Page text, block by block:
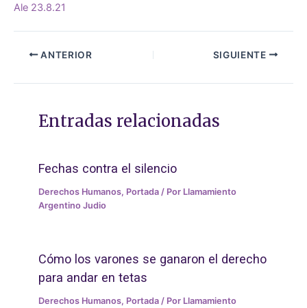
Ale 23.8.21
ANTERIOR SIGUIENTE
Entradas relacionadas
Fechas contra el silencio
Derechos Humanos, Portada / Por Llamamiento
Argentino Judio
Cómo los varones se ganaron el derecho
para andar en tetas
Derechos Humanos, Portada / Por Llamamiento